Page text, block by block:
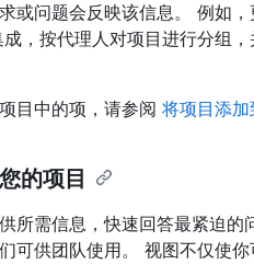
或问题会反映该信息。 例如
，按代理人对项目进行分组
目中的项，请参阅 将项目添加
的项目
所需信息，快速回答最紧迫
可供团队使用。 视图不仅使